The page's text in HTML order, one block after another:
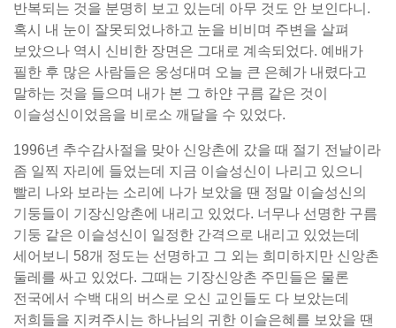
반복되는 것을 분명히 보고 있는데 아무 것도 안 보인다니.
혹시 내 눈이 잘못되었나하고 눈을 비비며 주변을 살펴
보았으나 역시 신비한 장면은 그대로 계속되었다. 예배가
필한 후 많은 사람들은 웅성대며 오늘 큰 은혜가 내렸다고
말하는 것을 들으며 내가 본 그 하얀 구름 같은 것이
이슬성신이었음을 비로소 깨달을 수 있었다.
1996년 추수감사절을 맞아 신앙촌에 갔을 때 절기 전날이라
좀 일찍 자리에 들었는데 지금 이슬성신이 나리고 있으니
빨리 나와 보라는 소리에 나가 보았을 땐 정말 이슬성신의
기둥들이 기장신앙촌에 내리고 있었다. 너무나 선명한 구름
기둥 같은 이슬성신이 일정한 간격으로 내리고 있었는데
세어보니 58개 정도는 선명하고 그 외는 희미하지만 신앙촌
둘레를 싸고 있었다. 그때는 기장신앙촌 주민들은 물론
전국에서 수백 대의 버스로 오신 교인들도 다 보았는데
저희들을 지켜주시는 하나님의 귀한 이슬은혜를 보았을 땐